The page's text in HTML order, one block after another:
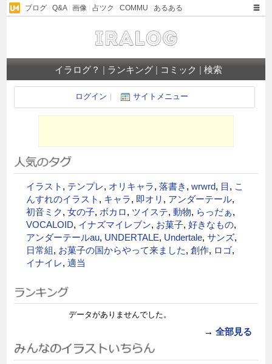
ブログ |Q&A|画像 |占ツク |COMMU |あるある
イラログ？ | ランキング | コミック | 検索
ログイン サイトメニュー
イラスト , テンプレ, オリキャラ,落書き ,wrwrd, 目 , こ
んすれのイラスト , キャラ, 即オリ , アンダーテール,
初音ミク,女の子, ボカロ, ツイステ,動物, らっだぁ,
VOCALOID, イナズマイレブン, お菓子,好きなもの,
アンダーテールau, UNDERTALE, Undertale,サンズ,
日常組, お菓子の国からやって来ました,創作, ロゴ,
イナイレ,適当
データがありませんでした。
→ 全部見る